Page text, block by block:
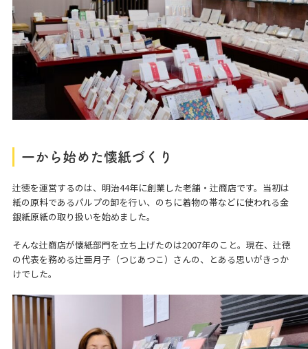
一から始めた懐紙づくり
辻徳を運営するのは、明治44年に創業した老舗・辻商店です。当初は
紙の原料であるパルプの卸を行い、のちに着物の帯などに使われる金
銀紙原紙の取り扱いを始めました。
そんな辻商店が懐紙部門を立ち上げたのは2007年のこと。現在、辻徳
の代表を務める辻亜月子（つじあつこ）さんの、とある思いがきっか
けでした。